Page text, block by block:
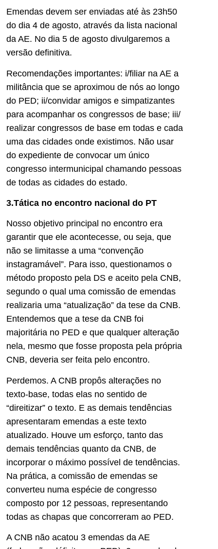
Emendas devem ser enviadas até às 23h50
do dia 4 de agosto, através da lista nacional
da AE. No dia 5 de agosto divulgaremos a
versão definitiva.
Recomendações importantes: i/filiar na AE a
militância que se aproximou de nós ao longo
do PED; ii/convidar amigos e simpatizantes
para acompanhar os congressos de base; iii/
realizar congressos de base em todas e cada
uma das cidades onde existimos. Não usar
do expediente de convocar um único
congresso intermunicipal chamando pessoas
de todas as cidades do estado.
3.Tática no encontro nacional do PT
Nosso objetivo principal no encontro era
garantir que ele acontecesse, ou seja, que
não se limitasse a uma “convenção
instagramável”. Para isso, questionamos o
método proposto pela DS e aceito pela CNB,
segundo o qual uma comissão de emendas
realizaria uma “atualização” da tese da CNB.
Entendemos que a tese da CNB foi
majoritária no PED e que qualquer alteração
nela, mesmo que fosse proposta pela própria
CNB, deveria ser feita pelo encontro.
Perdemos. A CNB propôs alterações no
texto-base, todas elas no sentido de
“direitizar” o texto. E as demais tendências
apresentaram emendas a este texto
atualizado. Houve um esforço, tanto das
demais tendências quanto da CNB, de
incorporar o máximo possível de tendências.
Na prática, a comissão de emendas se
converteu numa espécie de congresso
composto por 12 pessoas, representando
todas as chapas que concorreram ao PED.
A CNB não acatou 3 emendas da AE